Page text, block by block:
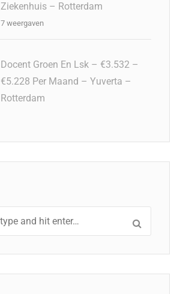
Ziekenhuis – Rotterdam
7 weergaven
Docent Groen En Lsk – €3.532 –
€5.228 Per Maand – Yuverta –
Rotterdam